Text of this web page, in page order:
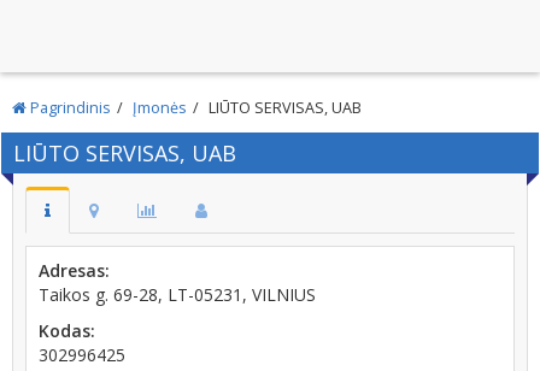
Pagrindinis Įmonės LIŪTO SERVISAS, UAB
LIŪTO SERVISAS, UAB
Adresas:
Taikos g. 69-28, LT-05231, VILNIUS
Kodas:
302996425